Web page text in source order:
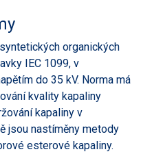
organických
IEC 1099, v
do 35 kV. Norma má
kvality kapaliny
kapaliny v
jsou nastíměny metody
esterové kapaliny.